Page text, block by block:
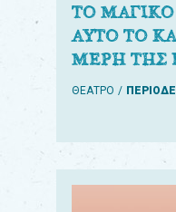
ΤΟ ΜΑΓΙΚΟ
ΑΥΤΟ ΤΟ
ΜΕΡΗ ΤΗΣ
ΘΕΑΤΡΟ